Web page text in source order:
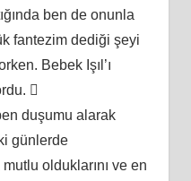
ben de onunla
fantezim dediği şeyi
Bebek Işıl’ı

duşumu alarak
günlerde
olduklarını ve en